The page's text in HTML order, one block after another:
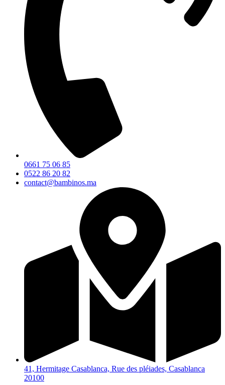
0661 75 06 85
0522 86 20 82
contact@bambinos.ma
41, Hermitage Casablanca, Rue des pléiades, Casablanca
20100